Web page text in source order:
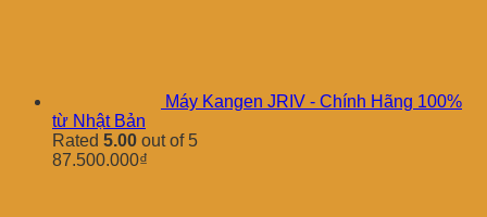
Máy Kangen JRIV - Chính Hãng 100%
từ Nhật Bản
Rated 5.00 out of 5
87.500.000₫